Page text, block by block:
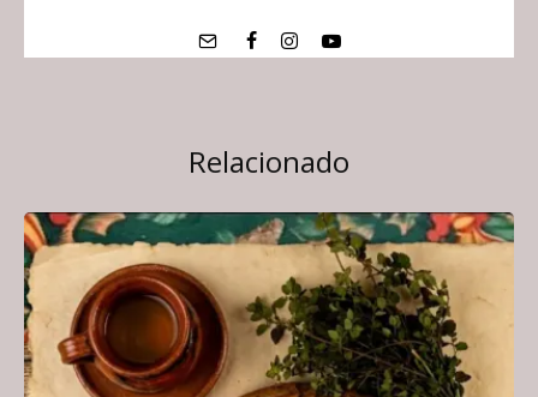
Relacionado